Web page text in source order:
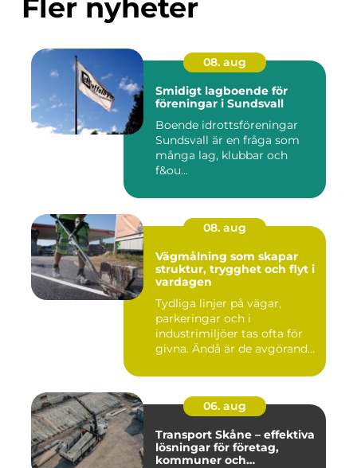
Fler nyheter
08. aug
Smidigt lagboende för
föreningar i Sundsvall
Boende idrottsföreningar
Sundsvall är en fråga som
många lag, klubbar och
f&ou...
08. aug
Vägmålning som skapar
struktur, trygghet och flyt i
vardagen
Tydliga linjer på vägar,
parkeringar och i
industrimiljöer tas ofta för
givna. Ändå är de avgörande
06. aug
Transport Skåne – effektiva
lösningar för företag,
kommuner och